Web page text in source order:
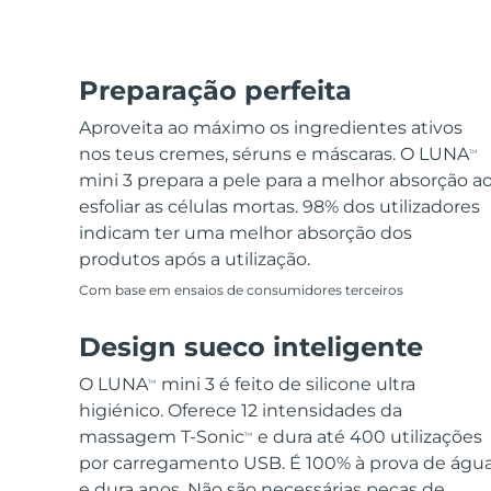
Preparação perfeita
Aproveita ao máximo os ingredientes ativos
nos teus cremes, séruns e máscaras. O LUNATM
mini 3 prepara a pele para a melhor absorção
esfoliar as células mortas. 98% dos utilizadores
indicam ter uma melhor absorção dos
produtos após a utilização.
Com base em ensaios de consumidores terceiros
Design sueco inteligente
O LUNATM
mini 3 é feito de silicone ultra
higiénico. Oferece 12 intensidades da
massagem T-SonicTM
e dura até 400 utilizações
por carregamento USB. É 100% à prova de